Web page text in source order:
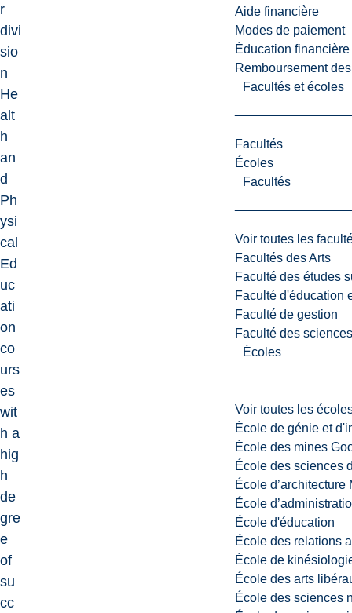
Aide financière
Modes de paiement
Éducation financière
Remboursement
Facultés et écoles
Facultés
Écoles
Facultés
Voir toutes les
Facultés des Arts
Faculté des études
Faculté d'éducation
Faculté de gestion
Faculté des
Écoles
Voir toutes les
École de génie et
École des mines
École des sciences
École d’architecture
École
École d'éducation
École des relations
École de
École des arts
École des sciences
r
divi
sio
n
He
alt
h
an
d
Ph
ysi
cal
Ed
uc
ati
on
co
urs
es
wit
h a
hig
h
de
gre
e
of
su
cc